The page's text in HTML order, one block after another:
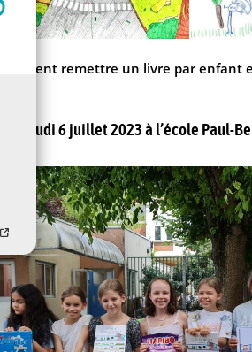
vient remettre un livre par
le jeudi 6 juillet 2023 à l’école Paul-